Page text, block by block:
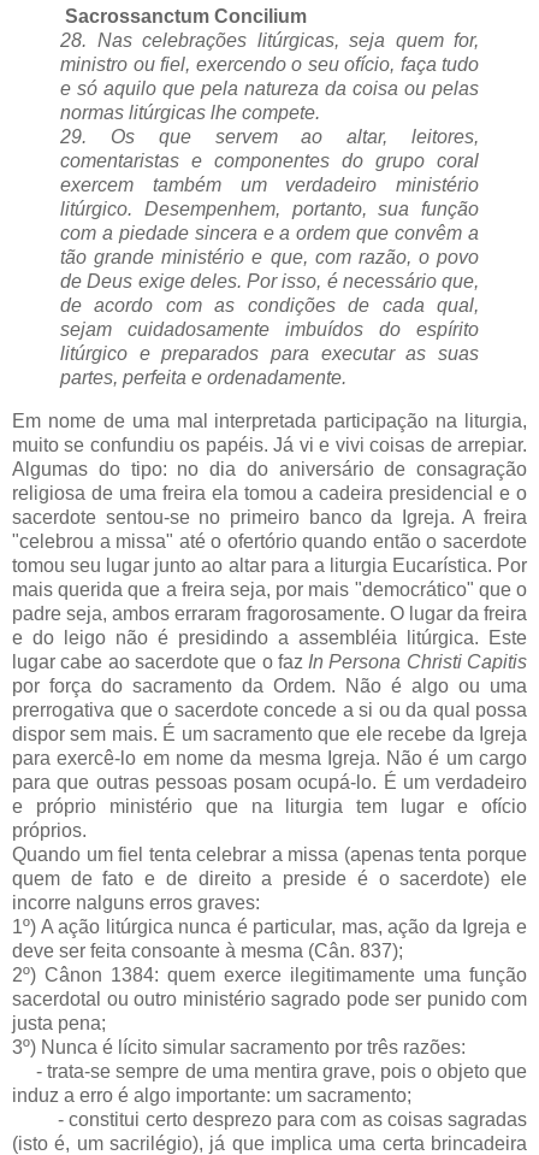
Sacrossanctum Concilium
28. Nas celebrações litúrgicas, seja quem for,
ministro ou fiel, exercendo o seu ofício, faça tudo
e só aquilo que pela natureza da coisa ou pelas
normas litúrgicas lhe compete.
29. Os que servem ao altar, leitores,
comentaristas e componentes do grupo coral
exercem também um verdadeiro ministério
litúrgico. Desempenhem, portanto, sua função
com a piedade sincera e a ordem que convêm a
tão grande ministério e que, com razão, o povo
de Deus exige deles. Por isso, é necessário que,
de acordo com as condições de cada qual,
sejam cuidadosamente imbuídos do espírito
litúrgico e preparados para executar as suas
partes, perfeita e ordenadamente.
Em nome de uma mal interpretada participação na liturgia,
muito se confundiu os papéis. Já vi e vivi coisas de arrepiar.
Algumas do tipo: no dia do aniversário de consagração
religiosa de uma freira ela tomou a cadeira presidencial e o
sacerdote sentou-se no primeiro banco da Igreja. A freira
"celebrou a missa" até o ofertório quando então o sacerdote
tomou seu lugar junto ao altar para a liturgia Eucarística. Por
mais querida que a freira seja, por mais "democrático" que o
padre seja, ambos erraram fragorosamente. O lugar da freira
e do leigo não é presidindo a assembléia litúrgica. Este
lugar cabe ao sacerdote que o faz In Persona Christi Capitis
por força do sacramento da Ordem. Não é algo ou uma
prerrogativa que o sacerdote concede a si ou da qual possa
dispor sem mais. É um sacramento que ele recebe da Igreja
para exercê-lo em nome da mesma Igreja. Não é um cargo
para que outras pessoas posam ocupá-lo. É um verdadeiro
e próprio ministério que na liturgia tem lugar e ofício
próprios.
Quando um fiel tenta celebrar a missa (apenas tenta porque
quem de fato e de direito a preside é o sacerdote) ele
incorre nalguns erros graves:
1º) A ação litúrgica nunca é particular, mas, ação da Igreja e
deve ser feita consoante à mesma (Cân. 837);
2º) Cânon 1384: quem exerce ilegitimamente uma função
sacerdotal ou outro ministério sagrado pode ser punido com
justa pena;
3º) Nunca é lícito simular sacramento por três razões:
- trata-se sempre de uma mentira grave, pois o objeto que
induz a erro é algo importante: um sacramento;
- constitui certo desprezo para com as coisas sagradas
(isto é, um sacrilégio), já que implica uma certa brincadeira